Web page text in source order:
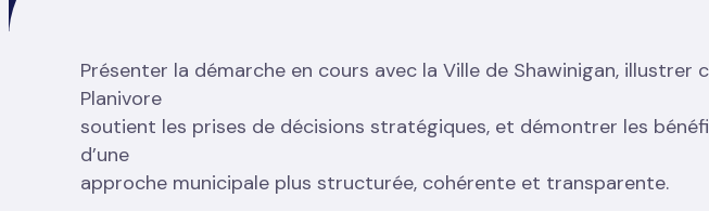
Présenter la démarche en cours avec la Ville de Shawinigan, illustrer
Planivore
soutient les prises de décisions stratégiques, et démontrer les
d’une
approche municipale plus structurée, cohérente et transparente.